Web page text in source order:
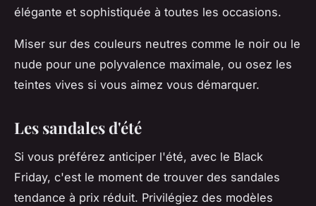
élégante et sophistiquée à toutes les occasions.
Miser sur des couleurs neutres comme le noir ou le
nude pour une polyvalence maximale, ou osez les
teintes vives si vous aimez vous démarquer.
Les sandales d'été
Si vous préférez anticiper l'été, avec le Black
Friday, c'est le moment de trouver des sandales
tendance à prix réduit. Privilégiez des modèles